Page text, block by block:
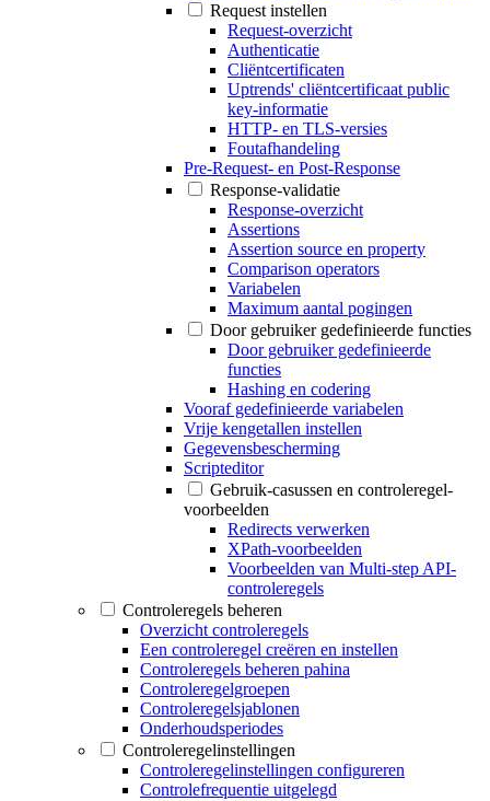
Request instellen
Request-overzicht
Authenticatie
Cliëntcertificaten
Uptrends' cliëntcertificaat public
key-informatie
HTTP- en TLS-versies
Foutafhandeling
Pre-Request- en Post-Response
Response-validatie
Response-overzicht
Assertions
Assertion source en property
Comparison operators
Variabelen
Maximum aantal pogingen
Door gebruiker gedefinieerde functies
Door gebruiker gedefinieerde
functies
Hashing en codering
Vooraf gedefinieerde variabelen
Vrije kengetallen instellen
Gegevensbescherming
Scripteditor
Gebruik-casussen en controleregel-
voorbeelden
Redirects verwerken
XPath-voorbeelden
Voorbeelden van Multi-step API-
controleregels
Controleregels beheren
Overzicht controleregels
Een controleregel creëren en instellen
Controleregels beheren pahina
Controleregelgroepen
Controleregelsjablonen
Onderhoudsperiodes
Controleregelinstellingen
Controleregelinstellingen configureren
Controlefrequentie uitgelegd